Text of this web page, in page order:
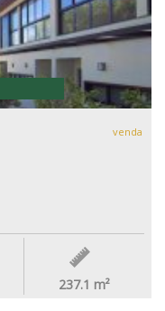
venda
237.1 m²